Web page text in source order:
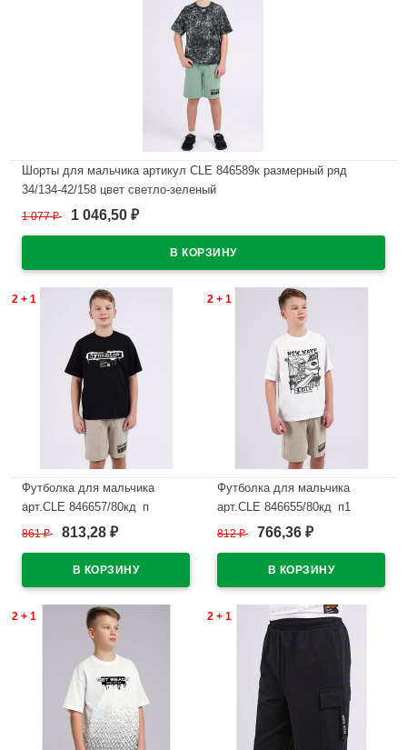
Шорты для мальчика артикул CLE 846589к размерный ряд
34/134-42/158 цвет светло-зеленый
В наличии
1 077₽ 1 046,50 ₽
2 + 1
Футболка для мальчика
арт.CLE 846657/80кд_п
размер 34/134-42/158 цвет
861₽ 813,28 ₽
2 + 1
Футболка для мальчика
арт.CLE 846655/80кд_п1
размер 34/134-42/158 цвет
812₽ 766,36 ₽
2 + 1 2 + 1